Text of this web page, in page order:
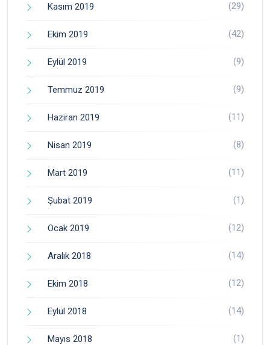
Kasım 2019 (29)
Ekim 2019 (42)
Eylül 2019 (9)
Temmuz 2019 (9)
Haziran 2019 (11)
Nisan 2019 (8)
Mart 2019 (11)
Şubat 2019 (1)
Ocak 2019 (12)
Aralık 2018 (14)
Ekim 2018 (12)
Eylül 2018 (14)
Mayıs 2018 (1)